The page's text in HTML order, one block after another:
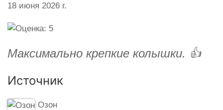
18 июня 2026 г.
Максимально крепкие колышки. 👍
Источник
Озон